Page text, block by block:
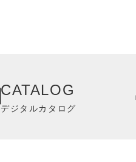
CATALOG
デジタルカタログ